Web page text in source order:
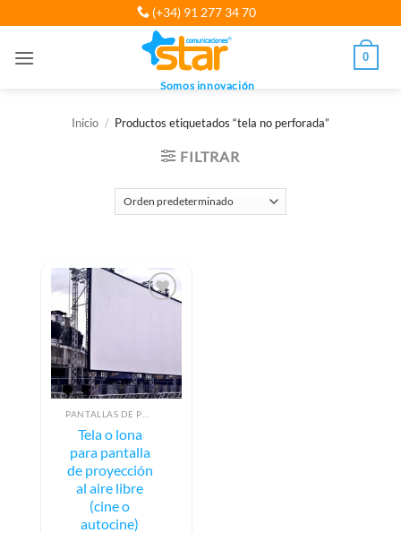
al
(+34) 91 277 34 70
Somos innovación
0
Inicio / Productos etiquetados “tela no perforada”
FILTRAR
Tela o lona
para pantalla
de proyección
al aire libre
(cine o
autocine)
Este
producto
tiene
múltiples
variantes.
opciones